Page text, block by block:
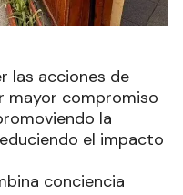
las acciones de
mayor compromiso
la
el impacto
conciencia